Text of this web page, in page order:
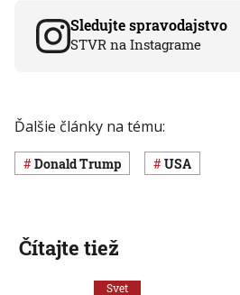
Sledujte spravodajstvo
STVR na Instagrame
Ďalšie články na tému:
Donald Trump USA
Čítajte tiež
Svet